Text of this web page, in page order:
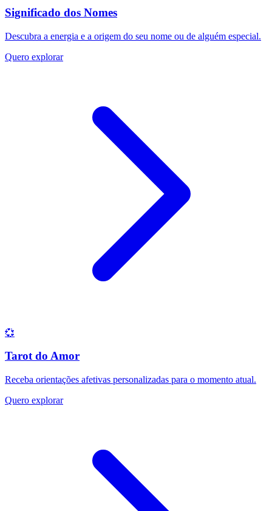
Significado dos Nomes
Descubra a energia e a origem do seu nome ou de alguém especial.
Quero explorar
💞
Tarot do Amor
Receba orientações afetivas personalizadas para o momento atual.
Quero explorar